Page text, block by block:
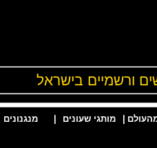
| מותגי שעונים | מנגנונים |